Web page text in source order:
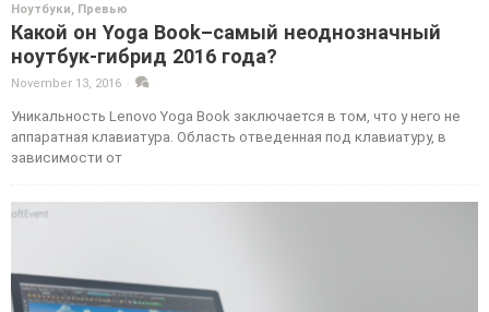
Ноутбуки, Превью
Какой он Yoga Book–самый неоднозначный
ноутбук-гибрид 2016 года?
November 13, 2016
Уникальность Lenovo Yoga Book заключается в том, что у него не
аппаратная клавиатура. Область отведенная под клавиатуру, в
зависимости от